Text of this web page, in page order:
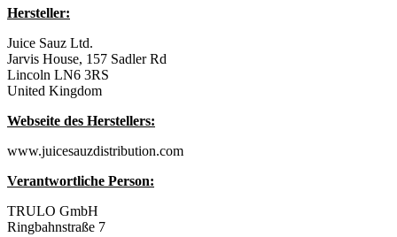
Hersteller:
Juice Sauz Ltd.
Jarvis House, 157 Sadler Rd
Lincoln LN6 3RS
United Kingdom
Webseite des Herstellers:
www.juicesauzdistribution.com
Verantwortliche Person:
TRULO GmbH
Ringbahnstraße 7